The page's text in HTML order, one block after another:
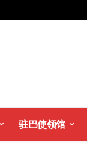
驻巴使领馆